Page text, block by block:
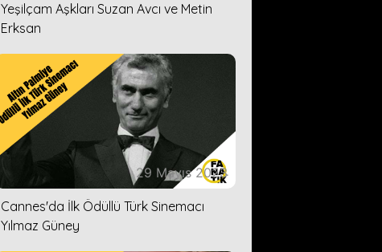
Yeşilçam Aşkları Suzan Avcı ve Metin
Erksan
29 Mayıs 2023
Cannes'da İlk Ödüllü Türk Sinemacı
Yılmaz Güney